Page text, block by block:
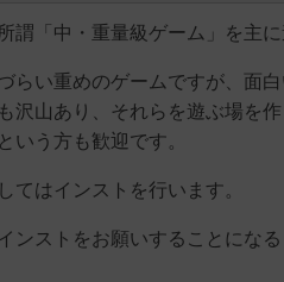
謂「中・重量級ゲーム」を主
らい重めのゲームですが、面
沢山あり、それらを遊ぶ場を
いう方も歓迎です。
てはインストを行います。
ンストをお願いすることにな